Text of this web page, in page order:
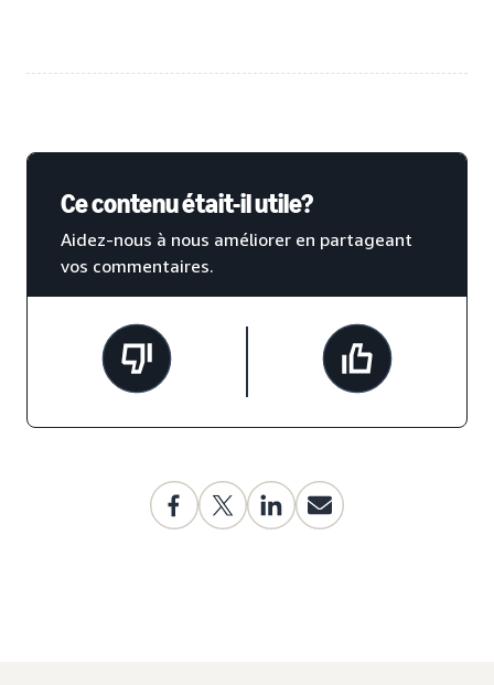
Ce contenu était-il utile?
Aidez-nous à nous améliorer en partageant
vos commentaires.